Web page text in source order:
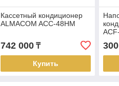
Кассетный кондиционер
ALMACOM ACC-48HM
742 000₸
Купить